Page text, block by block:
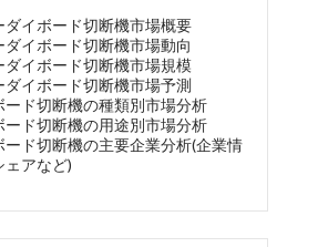
ダイボード切断機市場概要
ダイボード切断機市場動向
ダイボード切断機市場規模
ダイボード切断機市場予測
ード切断機の種類別市場分析
ード切断機の用途別市場分析
ード切断機の主要企業分析(企業情
ェアなど)